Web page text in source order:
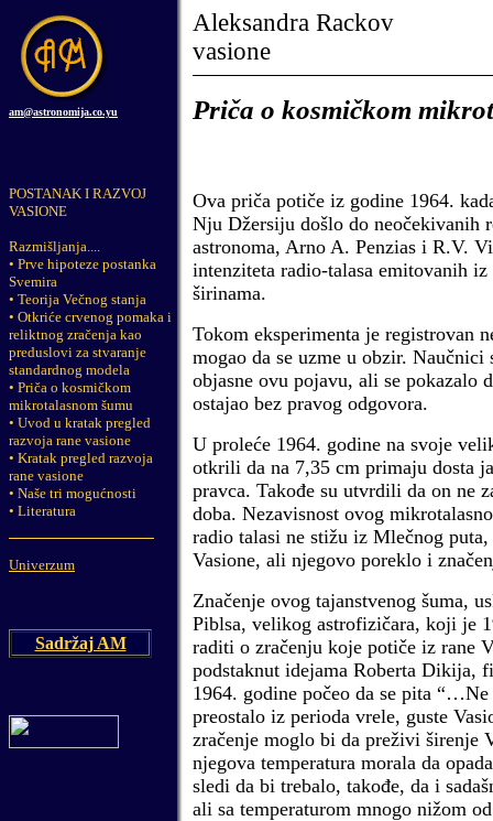
am@astronomija.co.yu
POSTANAK I RAZVOJ
VASIONE
Razmišljanja....
• Prve hipoteze postanka
Svemira
• Teorija Večnog stanja
• Otkriće crvenog pomaka i
reliktnog zračenja kao
preduslovi za stvaranje
standardnog modela
• Priča o kosmičkom
mikrotalasnom šumu
• Uvod u kratak pregled
razvoja rane vasione
• Kratak pregled razvoja
rane vasione
• Naše tri mogućnosti
• Literatura
Univerzum
Sadržaj AM
Aleksandra
vasione
Priča o kosmičkom
Ova priča potiče iz godine 1964.
Nju Džersiju došlo do neočekivanih
astronoma, Arno A. Penzias i R.V.
intenziteta radio-talasa emitovanih
širinama.
Tokom eksperimenta je registrovan
mogao da se uzme u obzir.
objasne ovu pojavu, ali se pokazalo
ostajao bez pravog odgovora.
U proleće 1964. godine na svoje
otkrili da na 7,35 cm primaju dosta
pravca. Takođe su utvrdili da on ne
doba. Nezavisnost ovog
radio talasi ne stižu iz Mlečnog
Vasione, ali njegovo poreklo i
Značenje ovog tajanstvenog šuma,
Piblsa, velikog astrofizičara, koji je
raditi o zračenju koje potiče iz rane
podstaknut idejama Roberta Dikija,
1964. godine počeo da se pita
preostalo iz perioda vrele, guste
zračenje moglo bi da preživi širenje
njegova temperatura morala da
sledi da bi trebalo, takođe, da i
ali sa temperaturom mnogo nižom